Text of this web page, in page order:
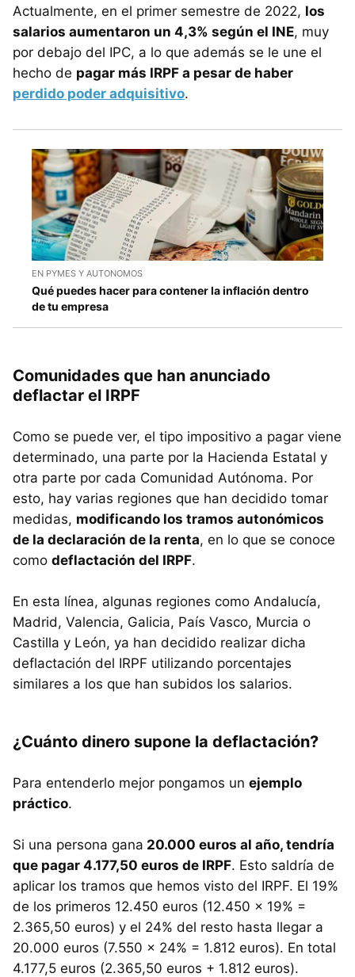
Actualmente, en el primer semestre de 2022, los
salarios aumentaron un 4,3% según el INE, muy
por debajo del IPC, a lo que además se le une el
hecho de pagar más IRPF a pesar de haber
perdido poder adquisitivo.
EN PYMES Y AUTONOMOS
Qué puedes hacer para contener la inflación dentro
de tu empresa
Comunidades que han anunciado
deflactar el IRPF
Como se puede ver, el tipo impositivo a pagar viene
determinado, una parte por la Hacienda Estatal y
otra parte por cada Comunidad Autónoma. Por
esto, hay varias regiones que han decidido tomar
medidas, modificando los tramos autonómicos
de la declaración de la renta, en lo que se conoce
como deflactación del IRPF.
En esta línea, algunas regiones como Andalucía,
Madrid, Valencia, Galicia, País Vasco, Murcia o
Castilla y León, ya han decidido realizar dicha
deflactación del IRPF utilizando porcentajes
similares a los que han subidos los salarios.
¿Cuánto dinero supone la deflactación?
Para entenderlo mejor pongamos un ejemplo
práctico.
Si una persona gana 20.000 euros al año, tendría
que pagar 4.177,50 euros de IRPF. Esto saldría de
aplicar los tramos que hemos visto del IRPF. El 19%
de los primeros 12.450 euros (12.450 x 19% =
2.365,50 euros) y el 24% del resto hasta llegar a
20.000 euros (7.550 x 24% = 1.812 euros). En total
4.177,5 euros (2.365,50 euros + 1.812 euros).